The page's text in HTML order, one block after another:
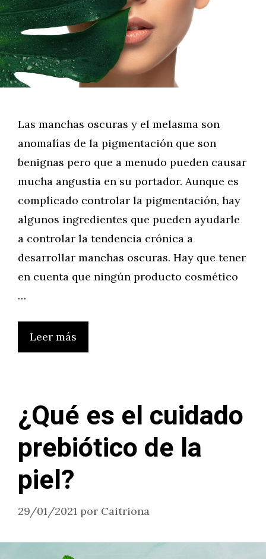
Las manchas oscuras y el melasma son
anomalías de la pigmentación que son
benignas pero que a menudo pueden causar
mucha angustia en su portador. Aunque es
complicado controlar la pigmentación, hay
algunos ingredientes que pueden ayudarle
a controlar la tendencia crónica a
desarrollar manchas oscuras. Hay que tener
en cuenta que ningún producto cosmético
…
Leer más
¿Qué es el cuidado
prebiótico de la
piel?
29/01/2021 por Caitriona